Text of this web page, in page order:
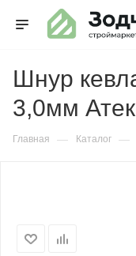
Шнур
3,0мм
Главная — Каталог —